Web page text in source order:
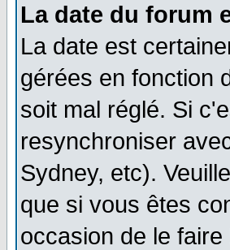
La date du forum
La date est
gérées en fonction
soit mal réglé. Si
resynchroniser
Sydney, etc).
que si vous êtes
occasion de le faire